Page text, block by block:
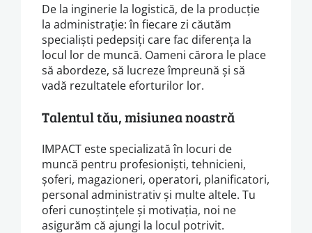
De la inginerie la logistică, de la producție
la administrație: în fiecare zi căutăm
specialiști pedepsiți care fac diferența la
locul lor de muncă. Oameni cărora le place
să abordeze, să lucreze împreună și să
vadă rezultatele eforturilor lor.
Talentul tău, misiunea noastră
IMPACT este specializată în locuri de
muncă pentru profesioniști, tehnicieni,
șoferi, magazioneri, operatori, planificatori,
personal administrativ și multe altele. Tu
oferi cunoștințele și motivația, noi ne
asigurăm că ajungi la locul potrivit.